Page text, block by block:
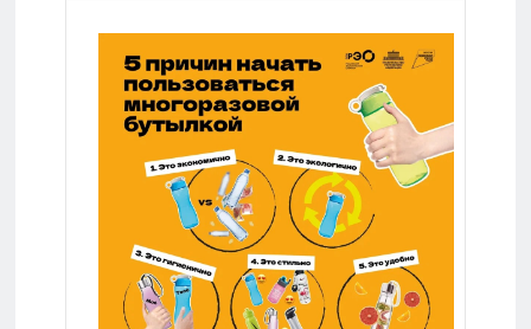
Lenta.ru